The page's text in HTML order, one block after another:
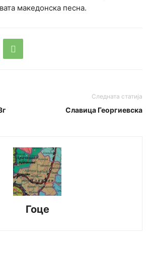
македонска песна.
Следната статија
Славица Георгиевска
Гоце